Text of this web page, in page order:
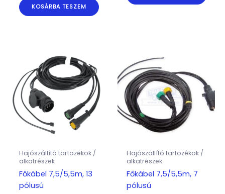
KOSÁRBA TESZEM
Hajószállító tartozékok /
alkatrészek
Főkábel 7,5/5,5m, 13
pólusú
Hajószállító tartozékok /
alkatrészek
Főkábel 7,5/5,5m, 7
pólusú